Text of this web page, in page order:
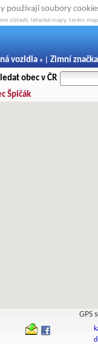
používají soubory
oblastí, letecké mapy, teréní
vozidla » | Zimní značka
obec v ČR
Špičák
GPS